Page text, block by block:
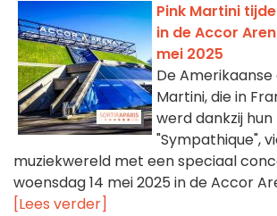
Pink Martini
in de Accor
mei 2025
De
Martini, die in
werd dankzij hun
"Sympathique",
muziekwereld met een speciaal
woensdag 14 mei 2025 in de Accor
[Lees verder]